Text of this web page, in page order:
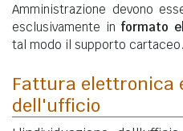
Amministrazione devono
esclusivamente in formato
tal modo il supporto cartaceo.
Fattura elettronica
dell'ufficio